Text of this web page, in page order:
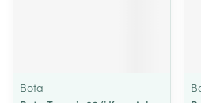
Bota